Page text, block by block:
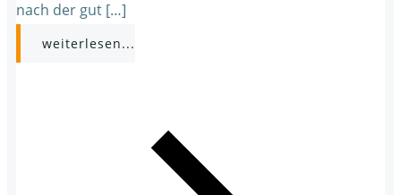
nach der gut […]
weiterlesen...